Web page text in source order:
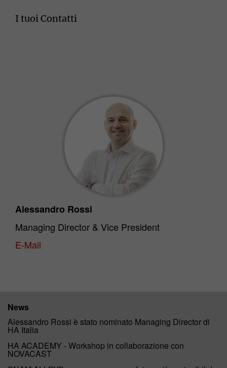
I tuoi Contatti
Alessandro Rossi
Managing Director & Vice President
E-Mail
News
Alessandro Rossi è stato nominato Managing Director di
HA Italia
HA ACADEMY - Workshop in collaborazione con
NOVACAST